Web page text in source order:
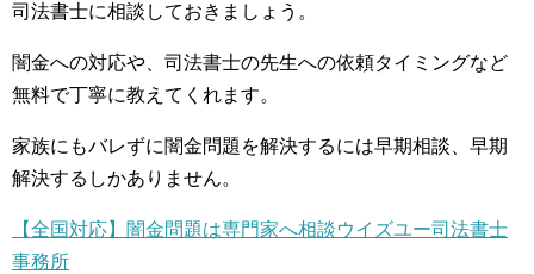
司法書士に相談しておきましょう。
闇金への対応や、司法書士の先生への依頼タイミングなど
無料で丁寧に教えてくれます。
家族にもバレずに闇金問題を解決するには早期相談、早期
解決するしかありません。
【全国対応】闇金問題は専門家へ相談ウイズユー司法書士
事務所